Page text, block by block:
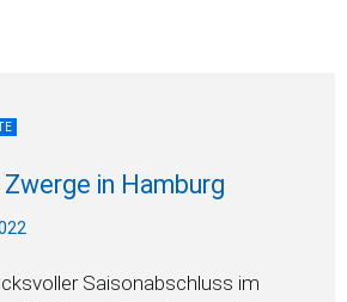
in Hamburg
Saisonabschluss im